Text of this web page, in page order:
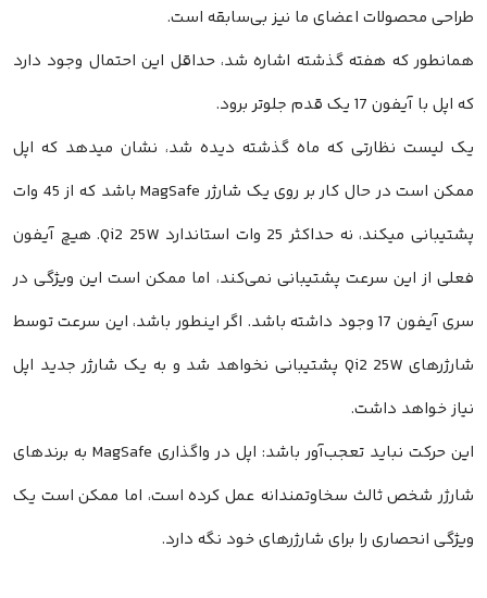
طراحی محصولات اعضای ما نیز بی‌سابقه است.
همانطور که هفته گذشته اشاره شد، حداقل این احتمال وجود دارد
که اپل با آیفون 17 یک قدم جلوتر برود.
یک لیست نظارتی که ماه گذشته دیده شد، نشان میدهد که اپل
ممکن است در حال کار بر روی یک شارژر MagSafe باشد که از 45 وات
پشتیبانی میکند، نه حداکثر 25 وات استاندارد Qi2 25W. هیچ آیفون
فعلی از این سرعت پشتیبانی نمی‌کند، اما ممکن است این ویژگی در
سری آیفون 17 وجود داشته باشد. اگر اینطور باشد، این سرعت توسط
شارژرهای Qi2 25W پشتیبانی نخواهد شد و به یک شارژر جدید اپل
نیاز خواهد داشت.
این حرکت نباید تعجب‌آور باشد: اپل در واگذاری MagSafe به برندهای
شارژر شخص ثالث سخاوتمندانه عمل کرده است، اما ممکن است یک
ویژگی انحصاری را برای شارژرهای خود نگه دارد.